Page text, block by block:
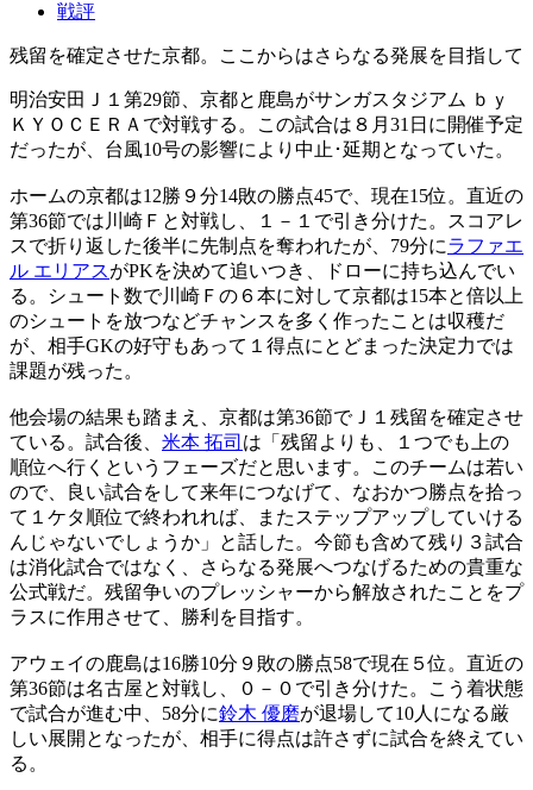
戦評
残留を確定させた京都。ここからはさらなる発展を目指して
明治安田Ｊ１第29節、京都と鹿島がサンガスタジアム ｂｙ
ＫＹＯＣＥＲＡで対戦する。この試合は８月31日に開催予定
だったが、台風10号の影響により中止･延期となっていた。
ホームの京都は12勝９分14敗の勝点45で、現在15位。直近の
第36節では川崎Ｆと対戦し、１－１で引き分けた。スコアレ
スで折り返した後半に先制点を奪われたが、79分にラファエ
ル エリアスがPKを決めて追いつき、ドローに持ち込んでい
る。シュート数で川崎Ｆの６本に対して京都は15本と倍以上
のシュートを放つなどチャンスを多く作ったことは収穫だ
が、相手GKの好守もあって１得点にとどまった決定力では
課題が残った。
他会場の結果も踏まえ、京都は第36節でＪ１残留を確定させ
ている。試合後、 米本 拓司 は「残留よりも、１つでも上の
順位へ行くというフェーズだと思います。このチームは若い
ので、良い試合をして来年につなげて、なおかつ勝点を拾っ
て１ケタ順位で終われれば、またステップアップしていける
んじゃないでしょうか」と話した。今節も含めて残り３試合
は消化試合ではなく、さらなる発展へつなげるための貴重な
公式戦だ。残留争いのプレッシャーから解放されたことをプ
ラスに作用させて、勝利を目指す。
アウェイの鹿島は16勝10分９敗の勝点58で現在５位。直近の
第36節は名古屋と対戦し、０－０で引き分けた。こう着状態
で試合が進む中、58分に鈴木 優磨が退場して10人になる厳
しい展開となったが、相手に得点は許さずに試合を終えてい
る。